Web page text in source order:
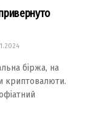
біржа, на
криптовалюти.